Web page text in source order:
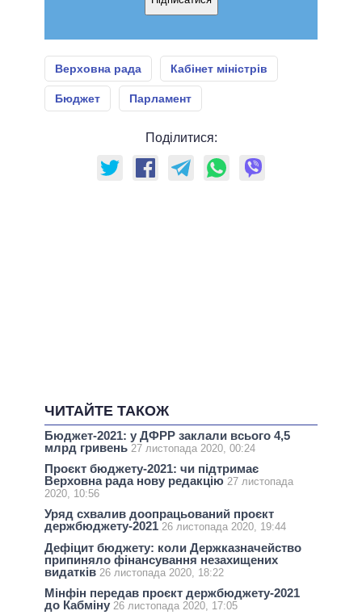
Верховна рада Кабінет міністрів
Бюджет Парламент
Поділитися:
ЧИТАЙТЕ ТАКОЖ
Бюджет-2021: у ДФРР заклали всього 4,5
млрд гривень 27 листопада 2020, 00:24
Проєкт бюджету-2021: чи підтримає
Верховна рада нову редакцію 27 листопада
2020, 10:56
Уряд схвалив доопрацьований проєкт
держбюджету-2021 26 листопада 2020, 19:44
Дефіцит бюджету: коли Держказначейство
припиняло фінансування незахищених
видатків 26 листопада 2020, 18:22
Мінфін передав проєкт держбюджету-2021
до Кабміну 26 листопада 2020, 17:05